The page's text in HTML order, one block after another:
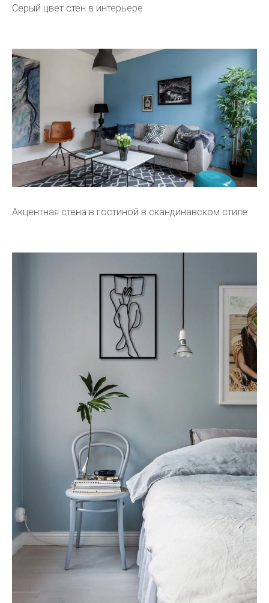
Серый цвет стен в интерьере
Акцентная стена в гостиной в скандинавском стиле